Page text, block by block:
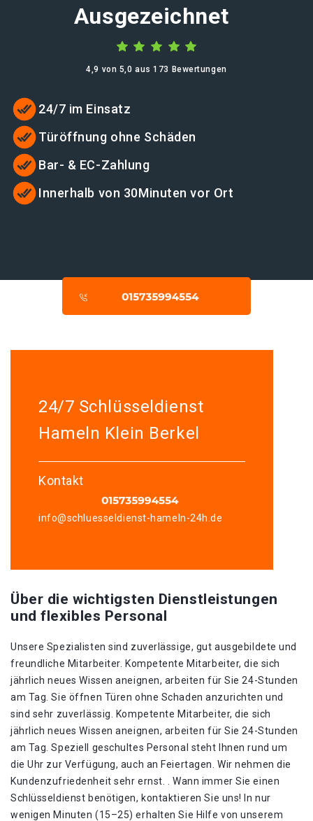
Ausgezeichnet
4,9 von 5,0 aus 173 Bewertungen
24/7 im Einsatz
Türöffnung ohne Schäden
Bar- & EC-Zahlung
Innerhalb von 30Minuten vor Ort
24/7 Schlüsseldienst
Hameln Klein Berkel
Kontakt
info@schluesseldienst-hameln-24h.de
Über die wichtigsten Dienstleistungen
und flexibles Personal
Unsere Spezialisten sind zuverlässige, gut ausgebildete und
freundliche Mitarbeiter. Kompetente Mitarbeiter, die sich
jährlich neues Wissen aneignen, arbeiten für Sie 24-Stunden
am Tag. Sie öffnen Türen ohne Schaden anzurichten und
sind sehr zuverlässig. Kompetente Mitarbeiter, die sich
jährlich neues Wissen aneignen, arbeiten für Sie 24-Stunden
am Tag. Speziell geschultes Personal steht Ihnen rund um
die Uhr zur Verfügung, auch an Feiertagen. Wir nehmen die
Kundenzufriedenheit sehr ernst. . Wann immer Sie einen
Schlüsseldienst benötigen, kontaktieren Sie uns! In nur
wenigen Minuten (15–25) erhalten Sie Hilfe von unserem